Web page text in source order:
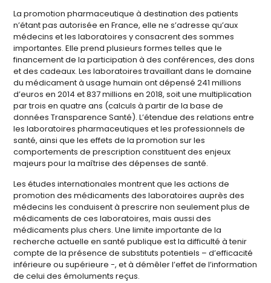
La promotion pharmaceutique à destination des patients
n’étant pas autorisée en France, elle ne s’adresse qu’aux
médecins et les laboratoires y consacrent des sommes
importantes. Elle prend plusieurs formes telles que le
financement de la participation à des conférences, des dons
et des cadeaux. Les laboratoires travaillant dans le domaine
du médicament à usage humain ont dépensé 241 millions
d’euros en 2014 et 837 millions en 2018, soit une multiplication
par trois en quatre ans (calculs à partir de la base de
données Transparence Santé). L’étendue des relations entre
les laboratoires pharmaceutiques et les professionnels de
santé, ainsi que les effets de la promotion sur les
comportements de prescription constituent des enjeux
majeurs pour la maîtrise des dépenses de santé.
Les études internationales montrent que les actions de
promotion des médicaments des laboratoires auprès des
médecins les conduisent à prescrire non seulement plus de
médicaments de ces laboratoires, mais aussi des
médicaments plus chers. Une limite importante de la
recherche actuelle en santé publique est la difficulté à tenir
compte de la présence de substituts potentiels – d’efficacité
inférieure ou supérieure -, et à démêler l’effet de l’information
de celui des émoluments reçus.